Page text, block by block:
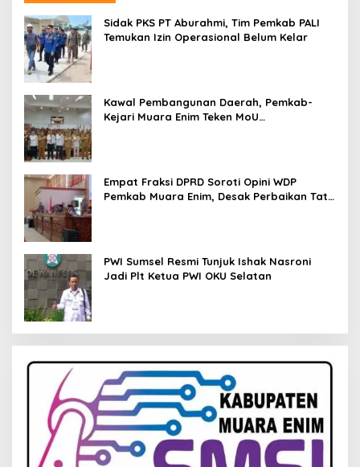
Sidak PKS PT Aburahmi, Tim Pemkab PALI
Temukan Izin Operasional Belum Kelar
Kawal Pembangunan Daerah, Pemkab-
Kejari Muara Enim Teken MoU
Empat Fraksi DPRD Soroti Opini WDP
Pemkab Muara Enim, Desak Perbaikan Tata
PWI Sumsel Resmi Tunjuk Ishak Nasroni
Jadi Plt Ketua PWI OKU Selatan